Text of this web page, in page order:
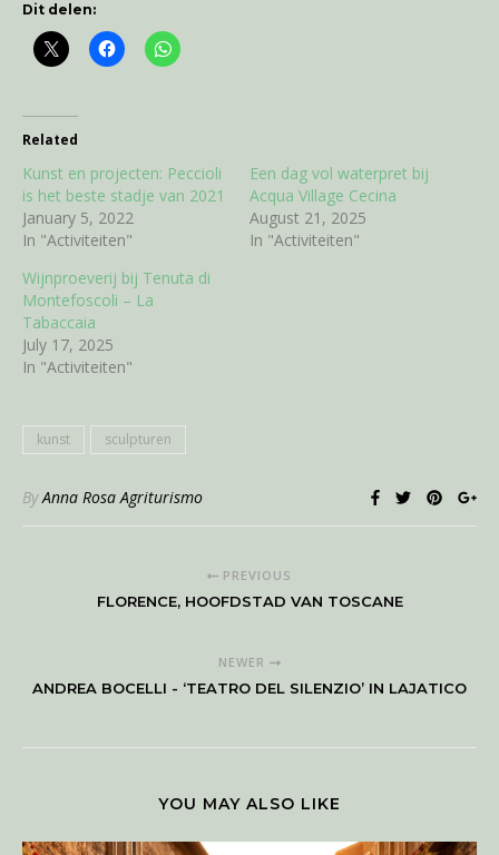
Dit delen:
Related
Kunst en projecten: Peccioli
is het beste stadje van 2021
January 5, 2022
In "Activiteiten"
Een dag vol waterpret bij
Acqua Village Cecina
August 21, 2025
In "Activiteiten"
Wijnproeverij bij Tenuta di
Montefoscoli – La
Tabaccaia
July 17, 2025
In "Activiteiten"
kunst sculpturen
ByAnna Rosa Agriturismo
PREVIOUS
FLORENCE, HOOFDSTAD VAN TOSCANE
NEWER
ANDREA BOCELLI - ‘TEATRO DEL SILENZIO’ IN LAJATICO
YOU MAY ALSO LIKE